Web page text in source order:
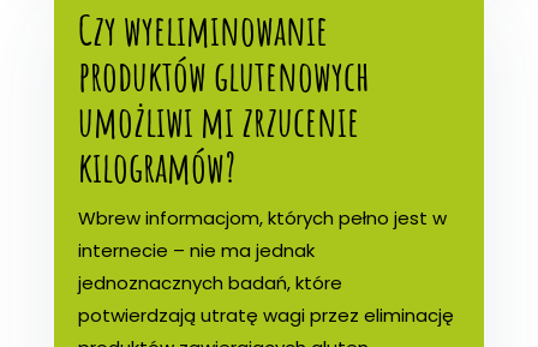
Czy wyeliminowanie
produktów glutenowych
umożliwi mi zrzucenie
kilogramów?
Wbrew informacjom, których pełno jest w
internecie – nie ma jednak
jednoznacznych badań, które
potwierdzają utratę wagi przez eliminację